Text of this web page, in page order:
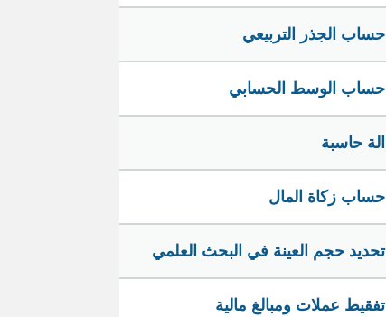
حساب الجذر التربيعي
حساب الوسط الحسابي
الة حاسبة
حساب زكاة المال
تحديد حجم العينة في البحث العلمي
تفقيط عملات ومبالغ مالية